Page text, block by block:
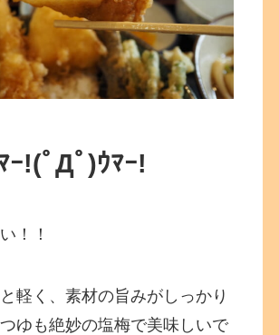
ｰ!(ﾟДﾟ)ｳﾏｰ!
！！
軽く、素材の旨みがしっかり
ゆも絶妙の塩梅で美味しいで